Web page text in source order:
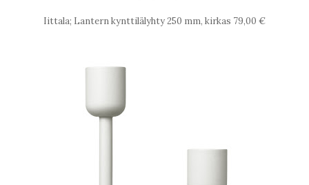
Iittala; Lantern kynttilälyhty 250 mm, kirkas 79,00 €